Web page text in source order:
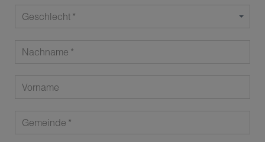
Geschlecht
Nachname
Vorname
Gemeinde